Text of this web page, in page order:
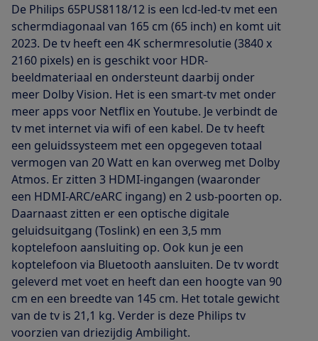
De Philips 65PUS8118/12 is een lcd-led-tv met een
schermdiagonaal van 165 cm (65 inch) en komt uit
2023. De tv heeft een 4K schermresolutie (3840 x
2160 pixels) en is geschikt voor HDR-
beeldmateriaal en ondersteunt daarbij onder
meer Dolby Vision. Het is een smart-tv met onder
meer apps voor Netflix en Youtube. Je verbindt de
tv met internet via wifi of een kabel. De tv heeft
een geluidssysteem met een opgegeven totaal
vermogen van 20 Watt en kan overweg met Dolby
Atmos. Er zitten 3 HDMI-ingangen (waaronder
een HDMI-ARC/eARC ingang) en 2 usb-poorten op.
Daarnaast zitten er een optische digitale
geluidsuitgang (Toslink) en een 3,5 mm
koptelefoon aansluiting op. Ook kun je een
koptelefoon via Bluetooth aansluiten. De tv wordt
geleverd met voet en heeft dan een hoogte van 90
cm en een breedte van 145 cm. Het totale gewicht
van de tv is 21,1 kg. Verder is deze Philips tv
voorzien van driezijdig Ambilight.